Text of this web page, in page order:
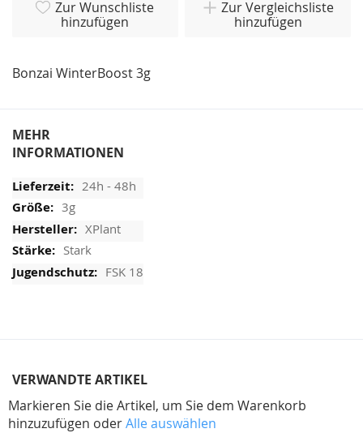
Zur Wunschliste
hinzufügen
Zur Vergleichsliste
hinzufügen
Bonzai WinterBoost 3g
MEHR
INFORMATIONEN
24h - 48h
3g
XPlant
Stark
FSK 18
VERWANDTE ARTIKEL
Markieren Sie die Artikel, um Sie dem Warenkorb
hinzuzufügen oderAlle auswählen